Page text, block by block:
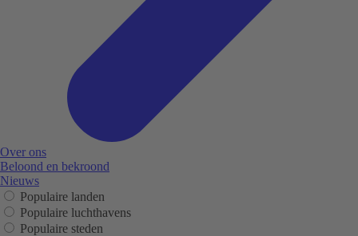
Over ons
Beloond en bekroond
Nieuws
Populaire landen
Populaire luchthavens
Populaire steden